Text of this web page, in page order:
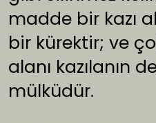
madde bir kazı
bir kürektir; ve
alanı kazılanın
mülküdür.